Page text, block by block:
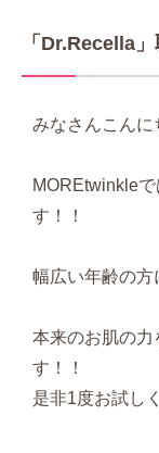
「Dr.Recella
みなさんこんに
MOREtwinkle
す！！
幅広い年齢の方
本来のお肌の力
す！！
是非1度お試し